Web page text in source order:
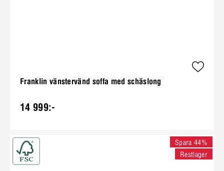
Franklin vänstervänd soffa med schäslong
14 999:-
Spara 44%
Restlager